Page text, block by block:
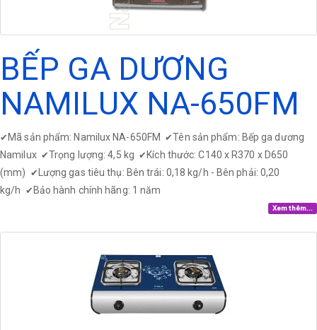
BẾP GA DƯƠNG
NAMILUX NA-650FM
✔ Mã sản phẩm: Namilux NA-650FM ✔Tên sản phẩm: Bếp ga dương
Namilux ✔Trọng lượng: 4,5 kg ✔ Kích thước: C140 x R370 x D650
(mm) ✔
Lượng gas tiêu thụ: Bên trái: 0,18 kg/h - Bên phải: 0,20
kg/h ✔ Bảo hành chính hãng: 1 năm
Xem thêm...